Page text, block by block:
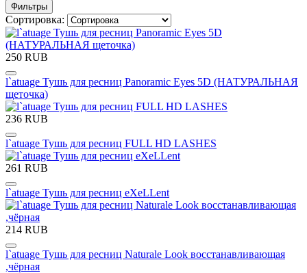
Фильтры
Сортировка:
250 RUB
l`atuage Тушь для ресниц Panoramic Eyes 5D (НАТУРАЛЬНАЯ
щеточка)
236 RUB
l`atuage Тушь для ресниц FULL HD LASHES
261 RUB
l`atuage Тушь для ресниц eXeLLent
214 RUB
l`atuage Тушь для ресниц Naturale Look восстанавливающая
,чёрная